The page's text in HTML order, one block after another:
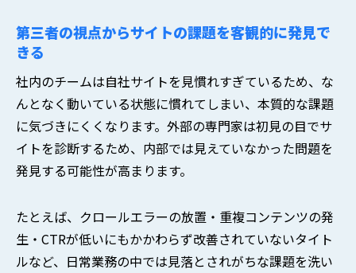
第三者の視点からサイトの課題を客観的に発見で
きる
社内のチームは自社サイトを見慣れすぎているため、な
んとなく動いている状態に慣れてしまい、本質的な課題
に気づきにくくなります。外部の専門家は初見の目でサ
イトを診断するため、内部では見えていなかった問題を
発見する可能性が高まります。
たとえば、クロールエラーの放置・重複コンテンツの発
生・CTRが低いにもかかわらず改善されていないタイト
ルなど、日常業務の中では見落とされがちな課題を洗い